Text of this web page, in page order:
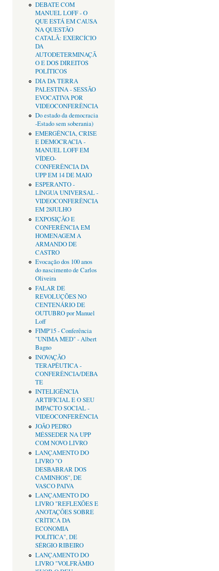
DEBATE COM
MANUEL LOFF - O
QUE ESTÁ EM CAUSA
NA QUESTÃO
CATALÃ: EXERCÍCIO
DA
AUTODETERMINAÇÃ
O E DOS DIREITOS
POLÍTICOS
DIA DA TERRA
PALESTINA - SESSÃO
EVOCATIVA POR
VIDEOCONFERÊNCIA
Do estado da democracia
-Estado sem soberania)
EMERGÊNCIA, CRISE
E DEMOCRACIA -
MANUEL LOFF EM
VÍDEO-
CONFERÊNCIA DA
UPP EM 14 DE MAIO
ESPERANTO -
LÍNGUA UNIVERSAL -
VIDEOCONFERÊNCIA
EM 28JULHO
EXPOSIÇÃO E
CONFERÊNCIA EM
HOMENAGEM A
ARMANDO DE
CASTRO
Evocação dos 100 anos
do nascimento de Carlos
Oliveira
FALAR DE
REVOLUÇÕES NO
CENTENÁRIO DE
OUTUBRO por Manuel
Loff
FIMP'15 - Conferência
"UNIMA MED" - Albert
Bagno
INOVAÇÃO
TERAPÊUTICA -
CONFERÊNCIA/DEBA
TE
INTELIGÊNCIA
ARTIFICIAL E O SEU
IMPACTO SOCIAL -
VIDEOCONFERÊNCIA
JOÃO PEDRO
MÉSSEDER NA UPP
COM NOVO LIVRO
LANÇAMENTO DO
LIVRO "O
DESBABRAR DOS
CAMINHOS", DE
VASCO PAIVA
LANÇAMENTO DO
LIVRO "REFLEXÕES E
ANOTAÇÕES SOBRE
CRÌTICA DA
ECONOMIA
POLÍTICA", DE
SÉRGIO RIBEIRO
LANÇAMENTO DO
LIVRO "VOLFRÂMIO